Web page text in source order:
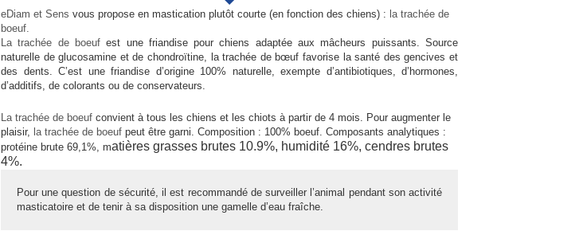
eDiam et Sens vous propose en mastication plutôt courte (en fonction des chiens) : la trachée de
boeuf.
La trachée de boeufest une friandise pour chiens adaptée aux mâcheurs puissants. Source
naturelle de glucosamine et de chondroïtine, la trachée de bœuf favorise la santé des gencives et
des dents. C’est une friandise d’origine 100% naturelle, exempte d’antibiotiques, d’hormones,
d’additifs, de colorants ou de conservateurs.
La trachée de boeuf convient à tous les chiens et les chiots à partir de 4 mois. Pour augmenter le
plaisir, la trachée de boeuf peut être garni. Composition : 100% boeuf. Composants analytiques :
protéine brute 69,1%, matières grasses brutes 10.9%, humidité 16%, cendres brutes
4%.
Pour une question de sécurité, il est recommandé de surveiller l’animal pendant son activité
masticatoire et de tenir à sa disposition une gamelle d’eau fraîche.